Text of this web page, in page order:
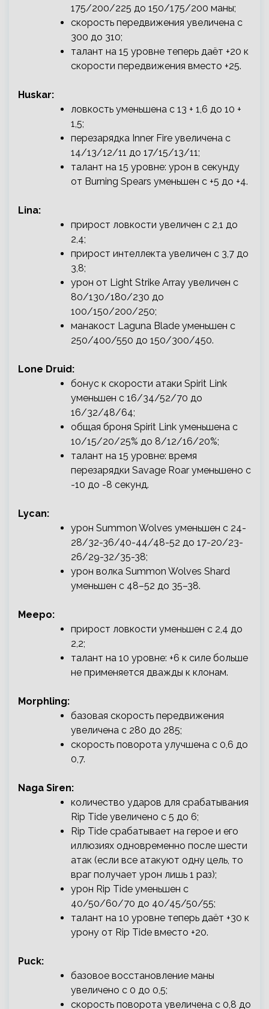
175/200/225 до 150/175/200 маны;
скорость передвижения увеличена с
300 до 310;
талант на 15 уровне теперь даёт +20 к
скорости передвижения вместо +25.
Huskar:
ловкость уменьшена с 13 + 1,6 до 10 +
1,5;
перезарядка Inner Fire увеличена с
14/13/12/11 до 17/15/13/11;
талант на 15 уровне: урон в секунду
от Burning Spears уменьшен с +5 до +4.
Lina:
прирост ловкости увеличен с 2,1 до
2,4;
прирост интеллекта увеличен с 3,7 до
3,8;
урон от Light Strike Array увеличен с
80/130/180/230 до
100/150/200/250;
манакост Laguna Blade уменьшен с
250/400/550 до 150/300/450.
Lone Druid:
бонус к скорости атаки Spirit Link
уменьшен с 16/34/52/70 до
16/32/48/64;
общая броня Spirit Link уменьшена с
10/15/20/25% до 8/12/16/20%;
талант на 15 уровне: время
перезарядки Savage Roar уменьшено с
-10 до -8 секунд.
Lycan:
урон Summon Wolves уменьшен с 24-
28/32-36/40-44/48-52 до 17-20/23-
26/29-32/35-38;
урон волка Summon Wolves Shard
уменьшен с 48–52 до 35–38.
Meepo:
прирост ловкости уменьшен с 2,4 до
2,2;
талант на 10 уровне: +6 к силе больше
не применяется дважды к клонам.
Morphling:
базовая скорость передвижения
увеличена с 280 до 285;
скорость поворота улучшена с 0,6 до
0,7.
Naga Siren:
количество ударов для срабатывания
Rip Tide увеличено с 5 до 6;
Rip Tide срабатывает на герое и его
иллюзиях одновременно после шести
атак (если все атакуют одну цель, то
враг получает урон лишь 1 раз);
урон Rip Tide уменьшен с
40/50/60/70 до 40/45/50/55;
талант на 10 уровне теперь даёт +30 к
урону от Rip Tide вместо +20.
Puck:
базовое восстановление маны
увеличено с 0 до 0,5;
cкорость поворота увеличена с 0,8 до